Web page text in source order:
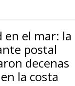
en el mar: la
postal
decenas
la costa